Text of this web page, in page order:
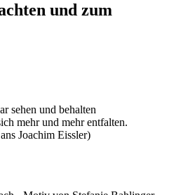
und zum
sehen und behalten
mehr und mehr entfalten.
Joachim Eissler)